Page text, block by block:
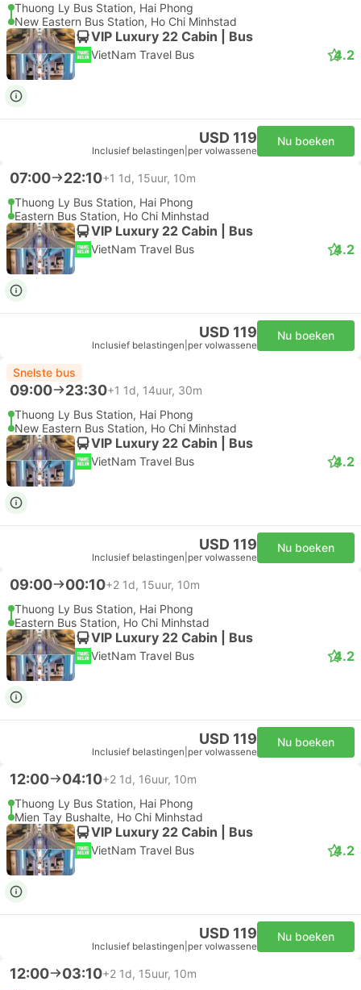
Thuong Ly Bus Station, Hai Phong
New Eastern Bus Station, Ho Chi Minhstad
VIP Luxury 22 Cabin | Bus
VietNam Travel Bus 4.2
USD 119
Inclusief belastingen per volwassene
Nu boeken
07:00 22:10+1 1d, 15uur, 10m
Thuong Ly Bus Station, Hai Phong
Eastern Bus Station, Ho Chi Minhstad
VIP Luxury 22 Cabin | Bus
VietNam Travel Bus 4.2
USD 119
Inclusief belastingen per volwassene
Nu boeken
Snelste bus
09:00 23:30+1 1d, 14uur, 30m
Thuong Ly Bus Station, Hai Phong
New Eastern Bus Station, Ho Chi Minhstad
VIP Luxury 22 Cabin | Bus
VietNam Travel Bus 4.2
USD 119
Inclusief belastingen per volwassene
Nu boeken
09:00 00:10+2 1d, 15uur, 10m
Thuong Ly Bus Station, Hai Phong
Eastern Bus Station, Ho Chi Minhstad
VIP Luxury 22 Cabin | Bus
VietNam Travel Bus 4.2
USD 119
Inclusief belastingen per volwassene
Nu boeken
12:00 04:10+2 1d, 16uur, 10m
Thuong Ly Bus Station, Hai Phong
Mien Tay Bushalte, Ho Chi Minhstad
VIP Luxury 22 Cabin | Bus
VietNam Travel Bus 4.2
USD 119
Inclusief belastingen per volwassene
Nu boeken
12:00 03:10+2 1d, 15uur, 10m